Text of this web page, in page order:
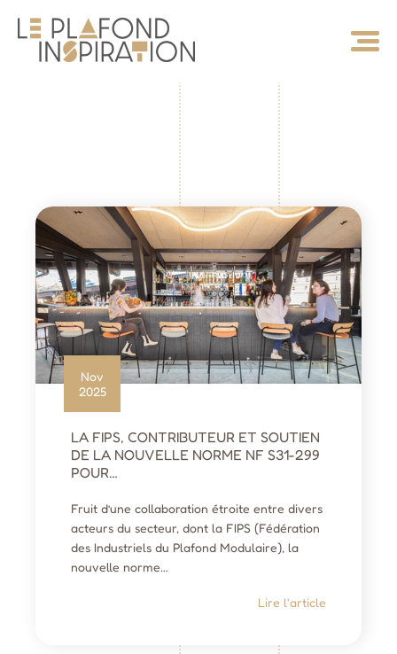
Nov
2025
LA FIPS, CONTRIBUTEUR ET SOUTIEN
DE LA NOUVELLE NORME NF S31-299
POUR…
Fruit d’une collaboration étroite entre divers
acteurs du secteur, dont la FIPS (Fédération
des Industriels du Plafond Modulaire), la
nouvelle norme…
Lire l'article